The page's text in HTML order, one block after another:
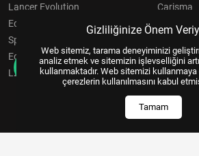
Lancer Evolution
Carisma
Eclipse
Grandis
Space Star
Eclipse Cross
L200
Pajero
Gizliliğinize Önem
Web sitemiz, tarama deneyiminizi
analiz etmek ve sitemizin işlevselliğini
kullanmaktadır. Web sitemizi
çerezlerin kullanılmasını kabul
Tamam